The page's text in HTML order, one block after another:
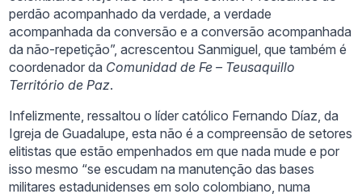
perdão acompanhado da verdade, a verdade
acompanhada da conversão e a conversão acompanhada
da não-repetição”, acrescentou Sanmiguel, que também é
coordenador da Comunidad de Fe – Teusaquillo
Território de Paz.
Infelizmente, ressaltou o líder católico Fernando Díaz, da
Igreja de Guadalupe, esta não é a compreensão de setores
elitistas que estão empenhados em que nada mude e por
isso mesmo “se escudam na manutenção das bases
militares estadunidenses em solo colombiano, numa